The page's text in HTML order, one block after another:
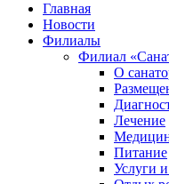
Главная
Новости
Филиалы
Филиал
О
Лечение
Питание
Услуги